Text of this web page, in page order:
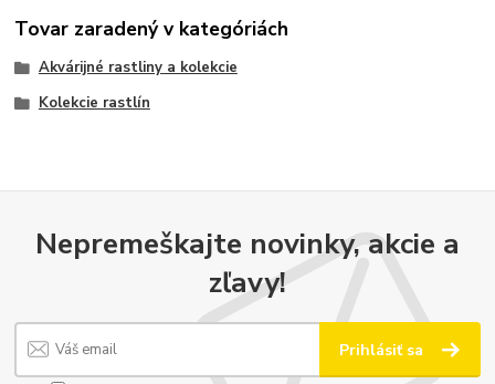
Tovar zaradený v kategóriách
Akvárijné rastliny a kolekcie
Kolekcie rastlín
Nepremeškajte novinky, akcie a
zľavy!
Prihlásiť sa